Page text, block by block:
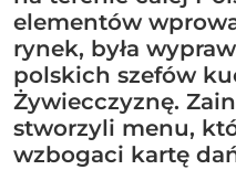
elementów
rynek, była
polskich szefów
Żywiecczyznę.
stworzyli menu,
wzbogaci kartę